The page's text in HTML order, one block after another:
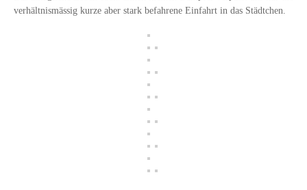
verhältnismässig kurze aber stark befahrene Einfahrt in das Städtchen.